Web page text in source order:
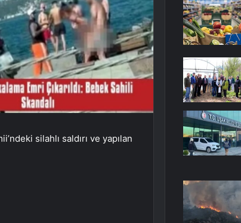
silahlı saldırı ve yapılan